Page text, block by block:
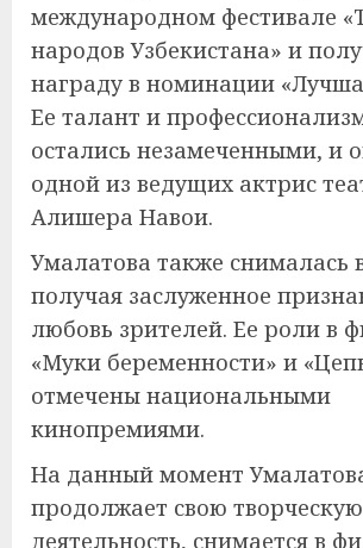
международном фестивале
народов Узбекистана» и
награду в номинации
Ее талант и
остались незамеченными, и
одной из ведущих актрис
Алишера Навои.
Умалатова также снималась
получая заслуженное
любовь зрителей. Ее роли в
«Муки беременности» и
отмечены национальными
кинопремиями.
На данный момент
продолжает свою творческую
деятельность, снимается в